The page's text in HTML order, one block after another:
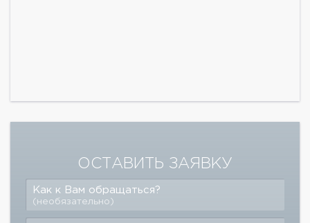
ОСТАВИТЬ ЗАЯВКУ
Как к Вам обращаться?
(необязательно)